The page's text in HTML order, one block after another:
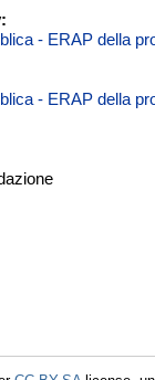
- ERAP della
- ERAP della